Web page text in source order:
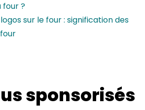
four ?
sur le four : signification des
sponsorisés